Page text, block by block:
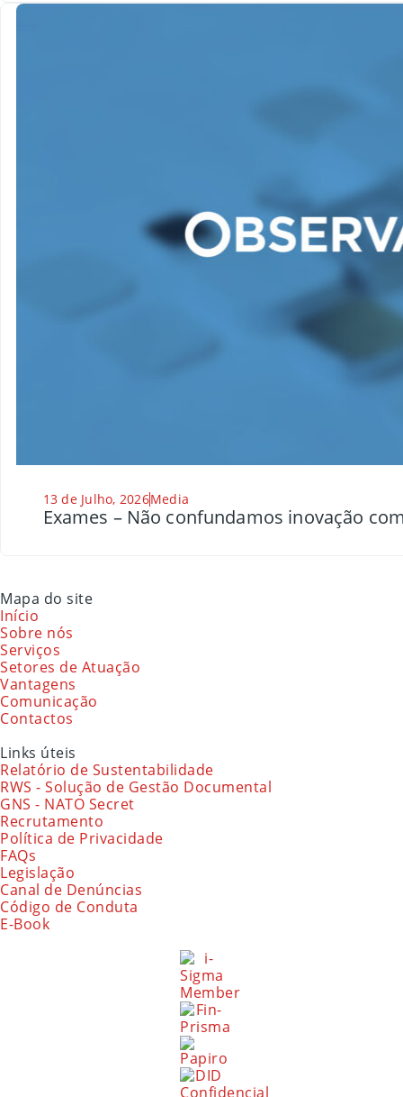
13 de Julho, 2026Media
Exames – Não confundamos inovação
Mapa do site
Início
Sobre nós
Serviços
Setores de Atuação
Vantagens
Comunicação
Contactos
Links úteis
Relatório de Sustentabilidade
RWS - Solução de Gestão Documental
GNS - NATO Secret
Recrutamento
Política de Privacidade
FAQs
Legislação
Canal de Denúncias
Código de Conduta
E-Book